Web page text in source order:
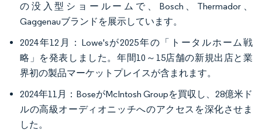
の没入型ショールームで、Bosch、Thermador、
Gaggenauブランドを展示しています。
2024年12月：Lowe'sが2025年の「トータルホーム戦
略」を発表しました。年間10～15店舗の新規出店と業
界初の製品マーケットプレイスが含まれます。
2024年11月：BoseがMcIntosh Groupを買収し、28億米ド
ルの高級オーディオニッチへのアクセスを深化させま
した。